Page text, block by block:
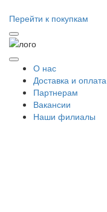
Перейти к покупкам
О нас
Доставка и оплата
Партнерам
Вакансии
Наши филиалы